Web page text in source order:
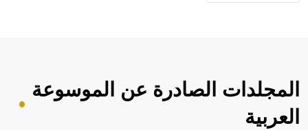
المجلدات الصادرة عن الموسوعة
العربية